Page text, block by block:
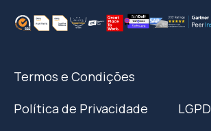
Termos e Condições
Política de Privacidade
LGPD